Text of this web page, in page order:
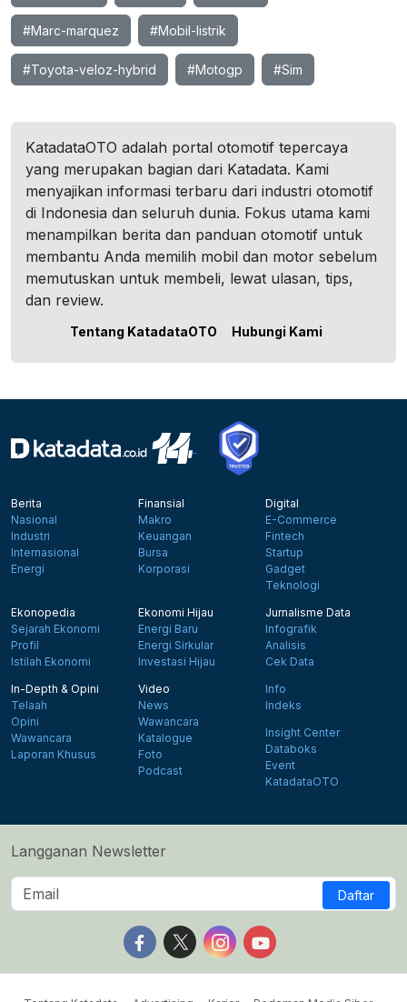
#Marc-marquez #Mobil-listrik
#Toyota-veloz-hybrid #Motogp #Sim
KatadataOTO adalah portal otomotif tepercaya
yang merupakan bagian dari Katadata. Kami
menyajikan informasi terbaru dari industri otomotif
di Indonesia dan seluruh dunia. Fokus utama kami
menampilkan berita dan panduan otomotif untuk
membantu Anda memilih mobil dan motor sebelum
memutuskan untuk membeli, lewat ulasan, tips,
dan review.
Tentang KatadataOTO Hubungi Kami
Berita
Nasional
Industri
Internasional
Energi
Finansial
Makro
Keuangan
Bursa
Korporasi
Digital
E-Commerce
Fintech
Startup
Gadget
Teknologi
Ekonopedia
Sejarah Ekonomi
Profil
Istilah Ekonomi
Ekonomi Hijau
Energi Baru
Energi Sirkular
Investasi Hijau
Jurnalisme Data
Infografik
Analisis
Cek Data
In-Depth & Opini
Telaah
Opini
Wawancara
Laporan Khusus
Video
News
Wawancara
Katalogue
Foto
Podcast
Info
Indeks
Insight Center
Databoks
Event
KatadataOTO
Langganan Newsletter
Daftar
Follow us on Facebook
Follow us on X
Follow us on Instagram
Follow us on